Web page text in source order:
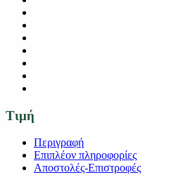
Τιμή
Περιγραφή
Επιπλέον πληροφορίες
Αποστολές-Επιστροφές